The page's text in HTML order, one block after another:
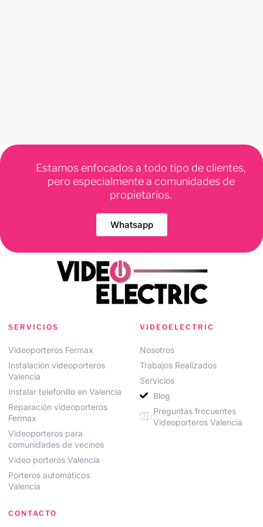
Estamos enfocados a todo tipo de clientes,
pero especialmente a comunidades de
propietarios.
Whatsapp
SERVICIOS
Videoporteros Fermax
Instalación videoporteros
Valencia
Instalar telefonillo en Valencia
Reparación videoporteros
Fermax
Videoporteros para
comunidades de vecinos
Video porteros Valencia
Porteros automáticos
Valencia
VIDEOELECTRIC
Nosotros
Trabajos Realizados
Servicios
Blog
Preguntas frecuentes
Videoporteros Valencia
CONTACTO